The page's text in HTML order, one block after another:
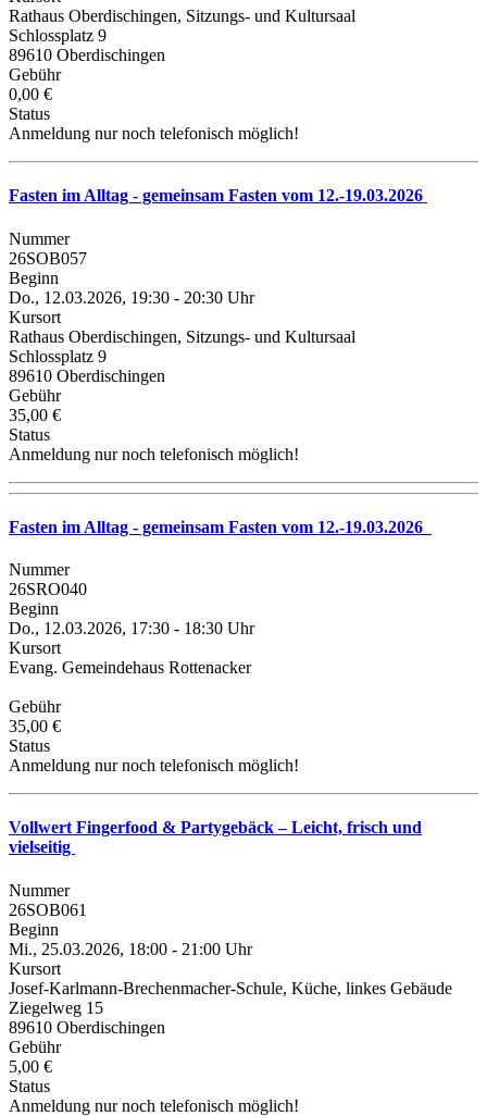
Rathaus Oberdischingen, Sitzungs- und Kultursaal
Schlossplatz 9
89610 Oberdischingen
Gebühr
0,00 €
Status
Anmeldung nur noch telefonisch möglich!
Fasten im Alltag - gemeinsam Fasten vom 12.-19.03.2026
Nummer
26SOB057
Beginn
Do., 12.03.2026, 19:30 - 20:30 Uhr
Kursort
Rathaus Oberdischingen, Sitzungs- und Kultursaal
Schlossplatz 9
89610 Oberdischingen
Gebühr
35,00 €
Status
Anmeldung nur noch telefonisch möglich!
Fasten im Alltag - gemeinsam Fasten vom 12.-19.03.2026
Nummer
26SRO040
Beginn
Do., 12.03.2026, 17:30 - 18:30 Uhr
Kursort
Evang. Gemeindehaus Rottenacker
Gebühr
35,00 €
Status
Anmeldung nur noch telefonisch möglich!
Vollwert Fingerfood & Partygebäck – Leicht, frisch und
vielseitig
Nummer
26SOB061
Beginn
Mi., 25.03.2026, 18:00 - 21:00 Uhr
Kursort
Josef-Karlmann-Brechenmacher-Schule, Küche, linkes Gebäude
Ziegelweg 15
89610 Oberdischingen
Gebühr
5,00 €
Status
Anmeldung nur noch telefonisch möglich!